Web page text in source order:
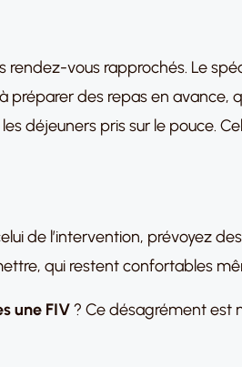
rendez-vous rapprochés. Le
préparer des repas en
déjeuners pris sur le pouce.
de l’intervention, prévoyez
qui restent confortables
une FIV? Ce désagrément est